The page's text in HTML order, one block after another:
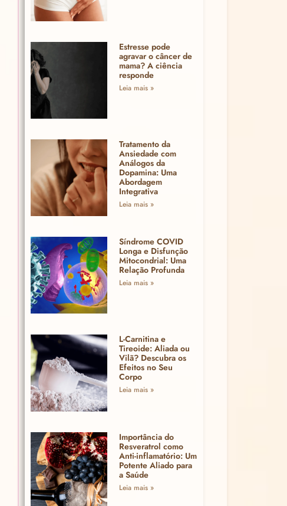
Estresse pode
agravar o câncer de
mama? A ciência
responde
Leia mais »
Tratamento da
Ansiedade com
Análogos da
Dopamina: Uma
Abordagem
Integrativa
Leia mais »
Síndrome COVID
Longa e Disfunção
Mitocondrial: Uma
Relação Profunda
Leia mais »
L-Carnitina e
Tireoide: Aliada ou
Vilã? Descubra os
Efeitos no Seu
Corpo
Leia mais »
Importância do
Resveratrol como
Anti-inflamatório: Um
Potente Aliado para
a Saúde
Leia mais »